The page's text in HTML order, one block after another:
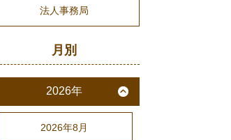
法人事務局
月別
2026年
2026年8月